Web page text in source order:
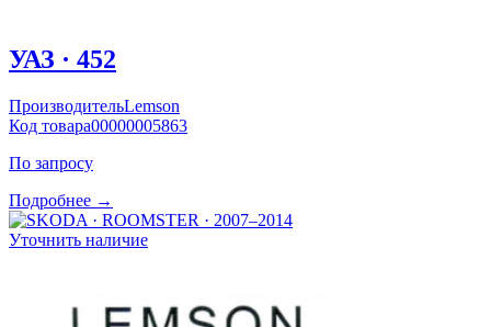
УАЗ · 452
ПроизводительLemson
Код товара00000005863
По запросу
Подробнее →
Уточнить наличие